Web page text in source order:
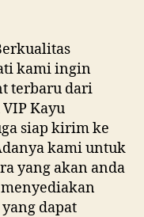
kami ingin
terbaru dari
Kayu
siap kirim ke
kami untuk
yang akan anda
dapat